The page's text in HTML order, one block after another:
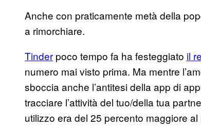
Anche con praticamente metà della
a rimorchiare.
Tinder poco tempo fa ha festeggiato il
numero mai visto prima. Ma mentre
sboccia anche l’antitesi della app di
tracciare l’attività del tuo/della tua
utilizzo era del 25 percento maggiore